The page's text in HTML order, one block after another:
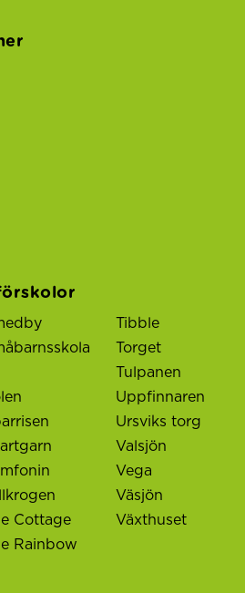
Cottage
Rainbow
Tibble
Torget
Tulpanen
Uppfinnaren
Ursviks torg
Valsjön
Vega
Väsjön
Växthuset